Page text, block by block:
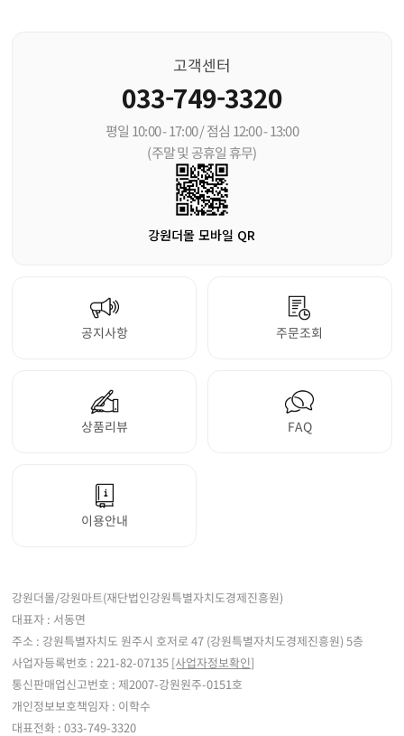
고객센터
033-749-3320
평일 10:00 - 17:00 / 점심 12:00 - 13:00
(주말 및 공휴일 휴무)
강원더몰 모바일 QR
공지사항 주문조회
상품리뷰 FAQ
이용안내
강원더몰/강원마트(재단법인강원특별자치도경제진흥원)
대표자 : 서동면
주소 : 강원특별자치도 원주시 호저로 47 (강원특별자치도경제진흥원) 5층
사업자등록번호 : 221-82-07135 [사업자정보확인]
통신판매업신고번호 : 제2007-강원원주-0151호
개인정보보호책임자 : 이학수
대표전화 : 033-749-3320